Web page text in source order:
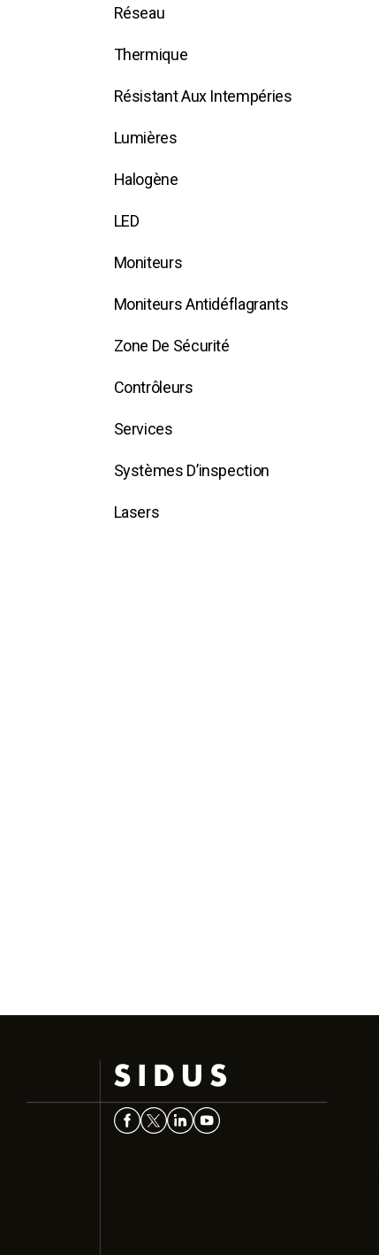
Réseau
Thermique
Résistant Aux Intempéries
Lumières
Halogène
LED
Moniteurs
Moniteurs Antidéflagrants
Zone De Sécurité
Contrôleurs
Services
Systèmes D’inspection
Lasers